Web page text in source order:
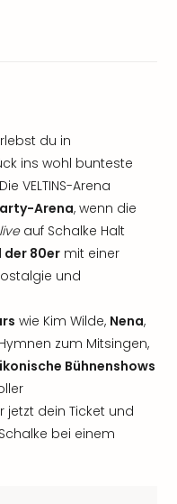
du in
ins wohl bunteste
VELTINS-Arena
Arena, wenn die
auf Schalke Halt
der 80er mit einer
und
wie Kim Wilde, Nena,
zum Mitsingen,
ikonische Bühnenshows
dein Ticket und
bei einem